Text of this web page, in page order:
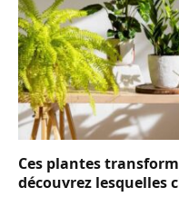
Ces plantes
découvrez lesquelles